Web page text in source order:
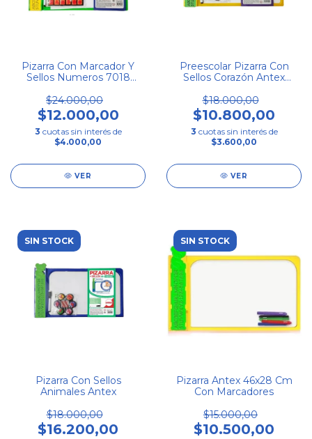
Pizarra Con Marcador Y
Sellos Numeros 7018
$24.000,00
$12.000,00
3 cuotas sin interés de
$4.000,00
VER
Preescolar Pizarra Con
Sellos Corazón Antex
$18.000,00
$10.800,00
3 cuotas sin interés de
$3.600,00
VER
SIN STOCK
Pizarra Con Sellos
Animales Antex
$18.000,00
$16.200,00
SIN STOCK
Pizarra Antex 46x28 Cm
Con Marcadores
$15.000,00
$10.500,00